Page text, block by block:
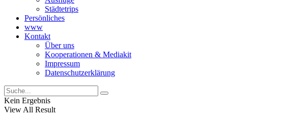
Städtetrips
Persönliches
www
Kontakt
Über uns
Kooperationen & Mediakit
Impressum
Datenschutzerklärung
Kein Ergebnis
View All Result